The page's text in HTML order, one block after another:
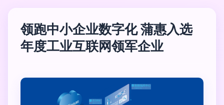
领跑中小企业数字化 蒲惠入选
年度工业互联网领军企业